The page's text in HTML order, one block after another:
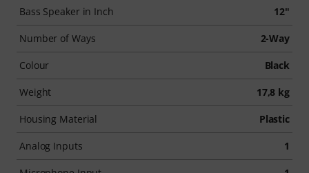
Bass Speaker in Inch 12"
Number of Ways 2-Way
Colour Black
Weight 17,8 kg
Housing Material Plastic
Analog Inputs 1